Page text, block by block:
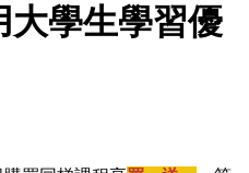
大學生學習優